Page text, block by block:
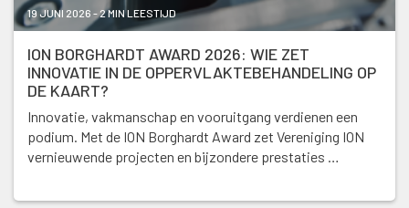
19 JUNI 2026 - 2 MIN LEESTIJD
ION BORGHARDT AWARD 2026: WIE ZET
INNOVATIE IN DE OPPERVLAKTEBEHANDELING OP
DE KAART?
Innovatie, vakmanschap en vooruitgang verdienen een
podium. Met de ION Borghardt Award zet Vereniging ION
vernieuwende projecten en bijzondere prestaties …